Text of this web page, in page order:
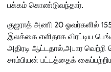
பக்கம் கொண்டுவந்தார்.
குஜராத் அணி 20 ஓவர்களில்
இலக்கை எளிதாக விரட்டிய
அதிரடி ஆட்டதால்,அபார
சாம்பியன் பட்டத்தைக்